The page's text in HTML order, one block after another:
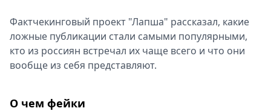
Фактчекинговый проект "Лапша" рассказал, какие
ложные публикации стали самыми популярными,
кто из россиян встречал их чаще всего и что они
вообще из себя представляют.
О чем фейки